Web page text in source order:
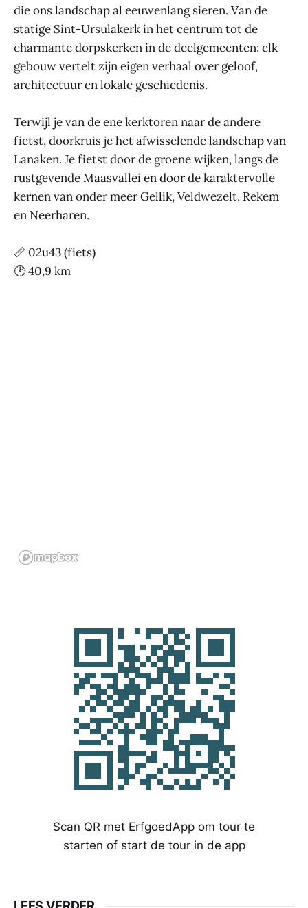
die ons landschap al eeuwenlang sieren. Van de
statige Sint-Ursulakerk in het centrum tot de
charmante dorpskerken in de deelgemeenten: elk
gebouw vertelt zijn eigen verhaal over geloof,
architectuur en lokale geschiedenis.
Terwijl je van de ene kerktoren naar de andere
fietst, doorkruis je het afwisselende landschap van
Lanaken. Je fietst door de groene wijken, langs de
rustgevende Maasvallei en door de karaktervolle
kernen van onder meer Gellik, Veldwezelt, Rekem
en Neerharen.
📏 02u43 (fiets)
🕑 40,9 km
Scan QR met ErfgoedApp om tour te
starten of start de tour in de app